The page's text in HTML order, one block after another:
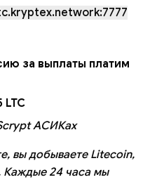
за выплаты платим
АСИКах
вы добываете Litecoin,
Каждые 24 часа мы